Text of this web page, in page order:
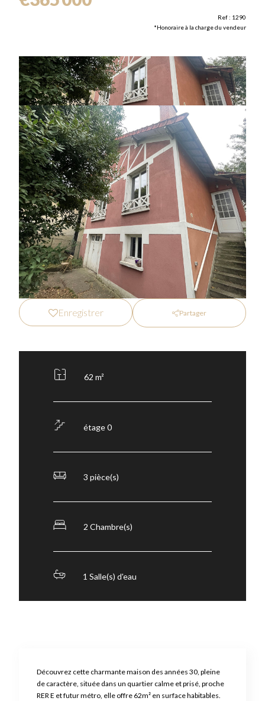
Ref : 1290
*Honoraire à la charge du vendeur
Enregistrer Partager
62 m²
étage 0
3 pièce(s)
2 Chambre(s)
1 Salle(s) d'eau
Découvrez cette charmante maison des années 30, pleine
de caractère, située dans un quartier calme et prisé, proche
RER E et futur métro, elle offre 62m² en surface habitables.